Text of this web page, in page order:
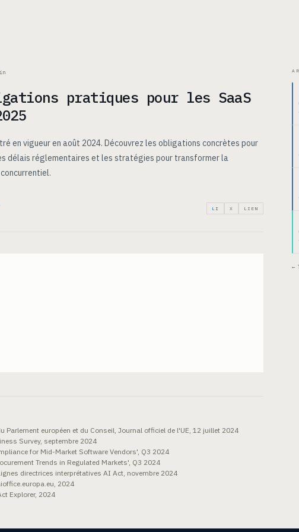
pratiques pour les SaaS
en vigueur en août 2024. Découvrez les obligations concrètes pour
délais réglementaires et les stratégies pour transformer la
LI X LIEN
Parlement européen et du Conseil, Journal officiel de l'UE, 12 juillet 2024
Survey, septembre 2024
for Mid-Market Software Vendors', Q3 2024
Trends in Regulated Markets', Q3 2024
directrices interprétatives AI Act, novembre 2024
2024
Explorer, 2024
←